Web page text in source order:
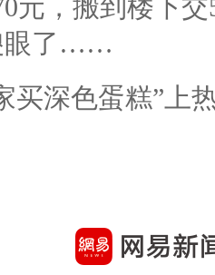
元，搬到楼下
眼了……
买深色蛋糕”上